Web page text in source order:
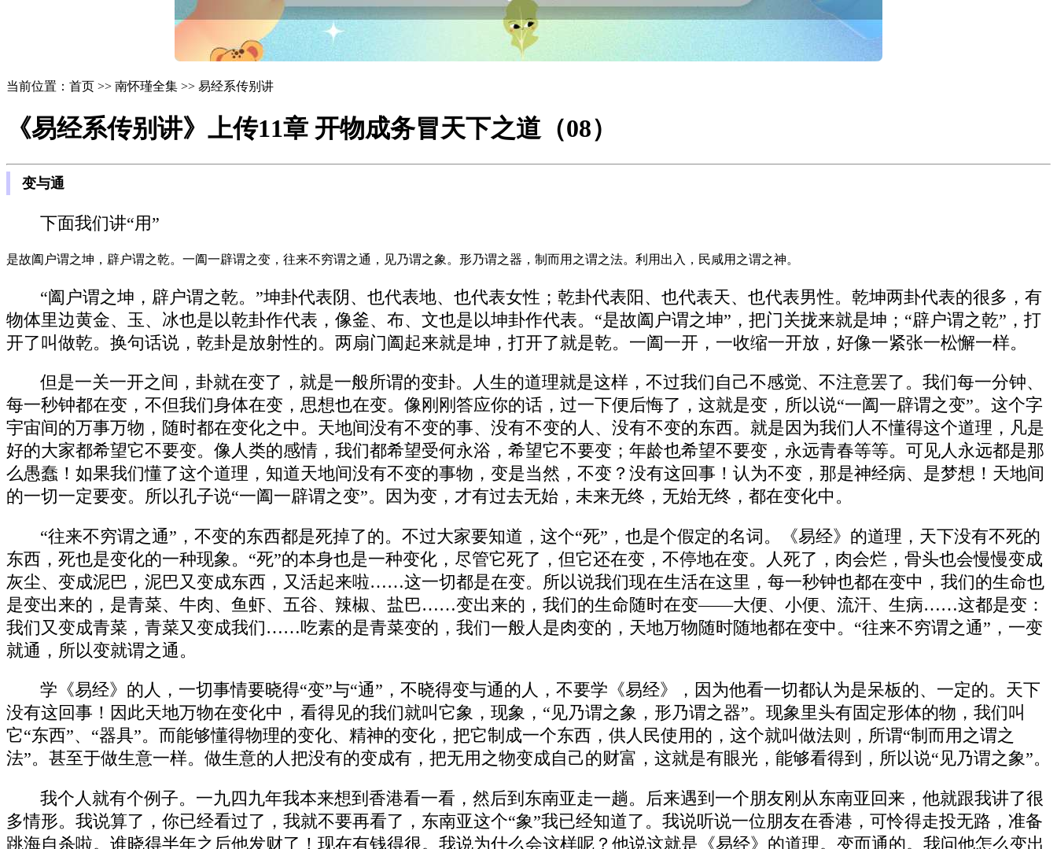
当前位置：首页 >> 南怀瑾全集 >> 易经系传别讲
《易经系传别讲》上传11章 开物成务冒天下之道（08）
变与通
下面我们讲“用”
是故阖户谓之坤，辟户谓之乾。一阖一辟谓之变，往来不穷谓之通，见乃谓之象。形乃谓之器，制而用之谓之法。利用出入，民咸用之谓之神。
“阖户谓之坤，辟户谓之乾。”坤卦代表阴、也代表地、也代表女性；乾卦代表阳、也代表天、也代表男性。乾坤两卦代表的很多，有
物体里边黄金、玉、冰也是以乾卦作代表，像釜、布、文也是以坤卦作代表。“是故阖户谓之坤”，把门关拢来就是坤；“辟户谓之乾”，打
开了叫做乾。换句话说，乾卦是放射性的。两扇门阖起来就是坤，打开了就是乾。一阖一开，一收缩一开放，好像一紧张一松懈一样。
但是一关一开之间，卦就在变了，就是一般所谓的变卦。人生的道理就是这样，不过我们自己不感觉、不注意罢了。我们每一分钟、
每一秒钟都在变，不但我们身体在变，思想也在变。像刚刚答应你的话，过一下便后悔了，这就是变，所以说“一阖一辟谓之变”。这个字
宇宙间的万事万物，随时都在变化之中。天地间没有不变的事、没有不变的人、没有不变的东西。就是因为我们人不懂得这个道理，凡是
好的大家都希望它不要变。像人类的感情，我们都希望受何永浴，希望它不要变；年龄也希望不要变，永远青春等等。可见人永远都是那
么愚蠢！如果我们懂了这个道理，知道天地间没有不变的事物，变是当然，不变？没有这回事！认为不变，那是神经病、是梦想！天地间
的一切一定要变。所以孔子说“一阖一辟谓之变”。因为变，才有过去无始，未来无终，无始无终，都在变化中。
“往来不穷谓之通”，不变的东西都是死掉了的。不过大家要知道，这个“死”，也是个假定的名词。《易经》的道理，天下没有不死的
东西，死也是变化的一种现象。“死”的本身也是一种变化，尽管它死了，但它还在变，不停地在变。人死了，肉会烂，骨头也会慢慢变成
灰尘、变成泥巴，泥巴又变成东西，又活起来啦……这一切都是在变。所以说我们现在生活在这里，每一秒钟也都在变中，我们的生命也
是变出来的，是青菜、牛肉、鱼虾、五谷、辣椒、盐巴……变出来的，我们的生命随时在变——大便、小便、流汗、生病……这都是变：
我们又变成青菜，青菜又变成我们……吃素的是青菜变的，我们一般人是肉变的，天地万物随时随地都在变中。“往来不穷谓之通”，一变
就通，所以变就谓之通。
学《易经》的人，一切事情要晓得“变”与“通”，不晓得变与通的人，不要学《易经》，因为他看一切都认为是呆板的、一定的。天下
没有这回事！因此天地万物在变化中，看得见的我们就叫它象，现象，“见乃谓之象，形乃谓之器”。现象里头有固定形体的物，我们叫
它“东西”、“器具”。而能够懂得物理的变化、精神的变化，把它制成一个东西，供人民使用的，这个就叫做法则，所谓“制而用之谓之
法”。甚至于做生意一样。做生意的人把没有的变成有，把无用之物变成自己的财富，这就是有眼光，能够看得到，所以说“见乃谓之象”。
我个人就有个例子。一九四九年我本来想到香港看一看，然后到东南亚走一趟。后来遇到一个朋友刚从东南亚回来，他就跟我讲了很
多情形。我说算了，你已经看过了，我就不要再看了，东南亚这个“象”我已经知道了。我说听说一位朋友在香港，可怜得走投无路，准备
跳海自杀啦。谁晓得半年之后他发财了！现在有钱得很。我说为什么会这样呢？他说这就是《易经》的道理。变而通的。我问他怎么变出